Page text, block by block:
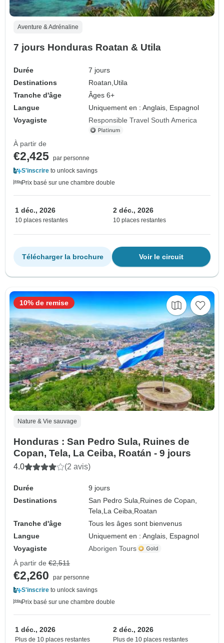
Aventure & Adrénaline
7 jours Honduras Roatan & Utila
Durée
7 jours
Destinations
Roatan, Utila
Tranche d'âge
Âges 6+
Langue
Uniquement en : Anglais, Espagnol
Voyagiste
Responsible Travel South America
À partir de
€2,425 par personne
S'inscrire to unlock savings
Prix basé sur une chambre double
1 déc., 2026
10 places restantes
2 déc., 2026
10 places restantes
Voir le circuit
Télécharger la brochure
Nature & Vie sauvage
Honduras : San Pedro Sula, Ruines de
Copan, Tela, La Ceiba, Roatán - 9 jours
4.0 (2 avis)
Durée
9 jours
Destinations
San Pedro Sula, Ruines de Copan,
Tela, La Ceiba, Roatan
Tranche d'âge
Tous les âges sont bienvenus
Langue
Uniquement en : Anglais, Espagnol
Voyagiste
Aborigen Tours
10% de remise
À partir de €2,511
€2,260
par personne
S'inscrire to unlock savings
Prix basé sur une chambre double
1 déc., 2026
Plus de 10 places restantes
2 déc., 2026
Plus de 10 places restantes